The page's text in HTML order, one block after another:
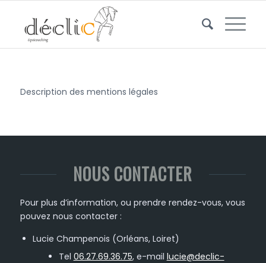
Description des mentions légales
NOUS CONTACTER
Pour plus d’information, ou prendre rendez-vous, vous
pouvez nous contacter :
Lucie Champenois (Orléans, Loiret)
Tel 06.27.69.36.75, e-mail lucie@declic-